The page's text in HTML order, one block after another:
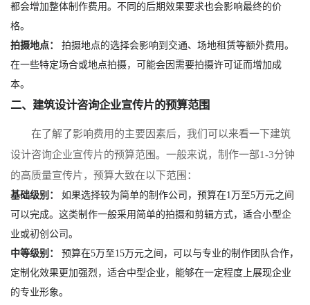
都会增加整体制作费用。不同的后期效果要求也会影响最终的价
格。
拍摄地点： 拍摄地点的选择会影响到交通、场地租赁等额外费用。
在一些特定场合或地点拍摄，可能会因需要拍摄许可证而增加成
本。
二、建筑设计咨询企业宣传片的预算范围
在了解了影响费用的主要因素后，我们可以来看一下建筑
设计咨询企业宣传片的预算范围。一般来说，制作一部1-3分钟
的高质量宣传片，预算大致在以下范围：
基础级别： 如果选择较为简单的制作公司，预算在1万至5万元之间
可以完成。这类制作一般采用简单的拍摄和剪辑方式，适合小型企
业或初创公司。
中等级别： 预算在5万至15万元之间，可以与专业的制作团队合作，
定制化效果更加强烈，适合中型企业，能够在一定程度上展现企业
的专业形象。